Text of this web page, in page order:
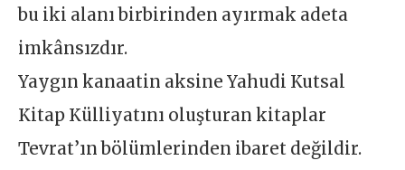
bu iki alanı birbirinden ayırmak adeta
imkânsızdır.
Yaygın kanaatin aksine Yahudi Kutsal
Kitap Külliyatını oluşturan kitaplar
Tevrat’ın bölümlerinden ibaret değildir.